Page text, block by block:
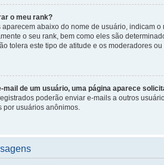
o meu rank?
aparecem abaixo do nome de usuário, indicam
o seu rank, bem como eles são
tolera este tipo de atitude e os moderadores
mail de um usuário, uma página aparece
poderão enviar e-mails a outros
por usuários anônimos.